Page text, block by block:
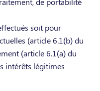
soit pour
(article 6.1(b) du
(article 6.1(a) du
intérêts légitimes